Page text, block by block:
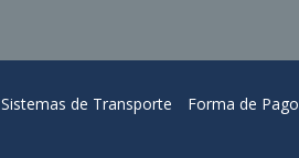
Sistemas de Transporte Forma de Pago